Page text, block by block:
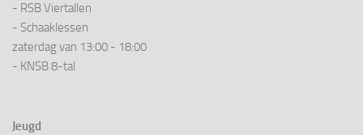
- RSB Viertallen
- Schaaklessen
zaterdag van 13:00 - 18:00
- KNSB 8-tal
Jeugd